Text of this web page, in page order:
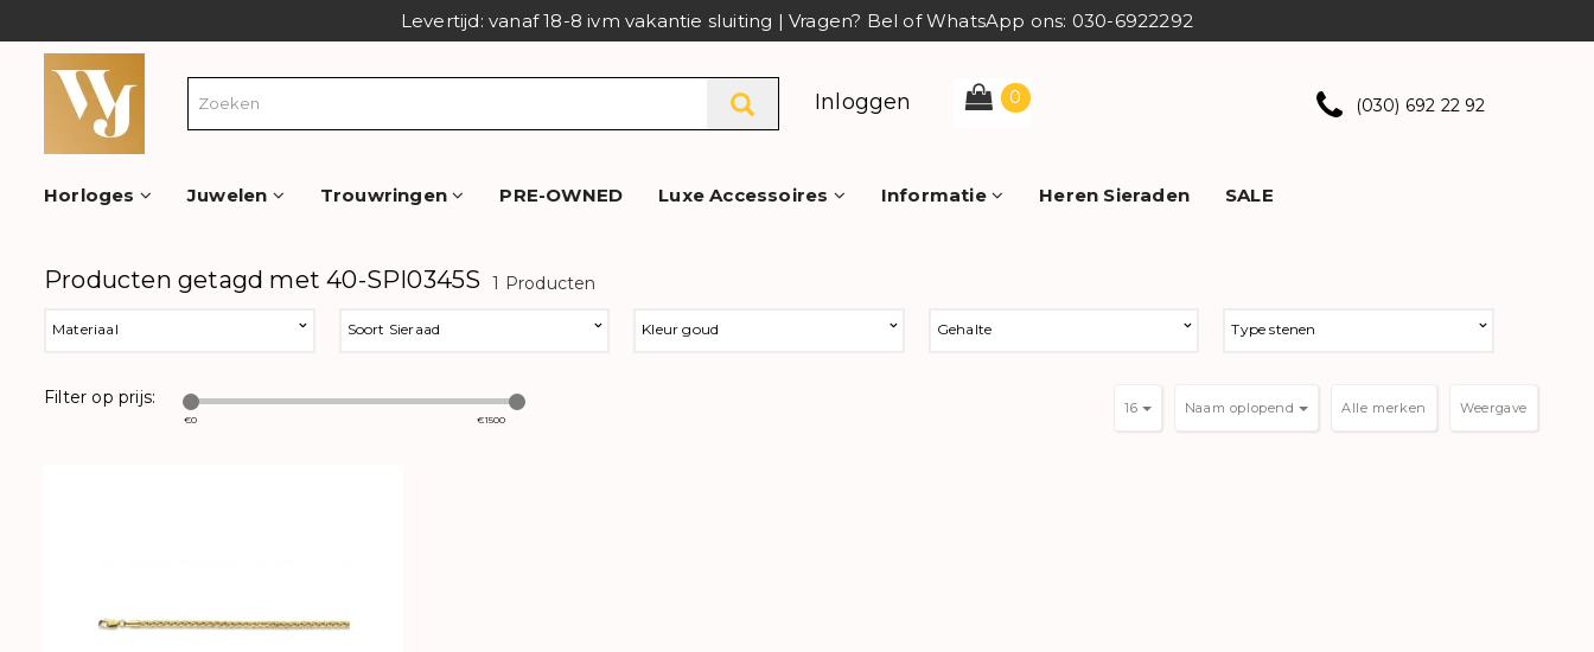
Levertijd: vanaf 18-8 ivm vakantie sluiting | Vragen? Bel of WhatsApp ons: 030-6922292
Inloggen 0 (030) 692 22 92
Horloges Juwelen Trouwringen PRE-OWNED Luxe Accessoires Informatie Heren Sieraden SALE
Producten getagd met 40-SPI0345S 1 Producten
Materiaal Soort Sieraad Kleur goud Gehalte Type stenen
Filter op prijs:
€0 €1500
Weergave
Naam oplopend
16